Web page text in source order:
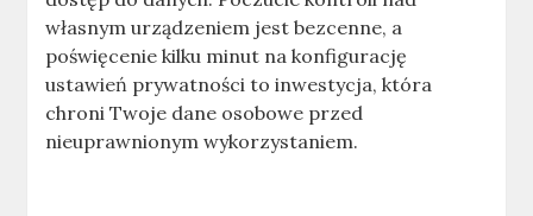
własnym urządzeniem jest bezcenne, a
poświęcenie kilku minut na konfigurację
ustawień prywatności to inwestycja, która
chroni Twoje dane osobowe przed
nieuprawnionym wykorzystaniem.